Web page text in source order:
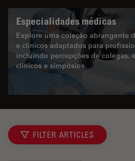
Especialidades médicas
Explore uma coleção abrangente
e clínicos adaptados para
incluindo percepções de colegas,
clínicos e simpósios.
FILTER ARTICLES